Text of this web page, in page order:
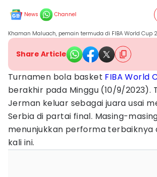
News Channel
Khaman Maluach, pemain termuda di FIBA World
Share Article
Turnamen bola basket FIBA World
berakhir pada Minggu (10/9/2023).
Jerman keluar sebagai juara usai
Serbia di partai final. Masing-
menunjukkan performa terbaiknya
kali ini.